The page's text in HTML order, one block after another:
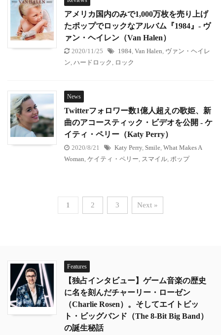
アメリカ国内のみで1,000万枚を売り上げ
たポップでロックなアルバム『1984』- ヴ
ァン・ヘイレン（Van Halen）
2020/11/25 1984 Van Halen ヴァン・ヘイレ
ン ハードロック ロック
News
Twitterフォロワー数1億人超えの歌姫、新
曲のアコースティック・ビデオを公開 - ケ
イティ・ペリー（Katy Perry）
2020/8/21 Katy Perry, Smile What Makes A
Woman ケイティ・ペリー スマイル ポップ
1 2 3 Next »
Features
【独占インタビュー】ゲーム音楽の歴史
に名を刻んだチャーリー・ローゼン
（Charlie Rosen）。そしてエイトビッ
ト・ビッグバンド（The 8-Bit Big Band）
の誕生秘話